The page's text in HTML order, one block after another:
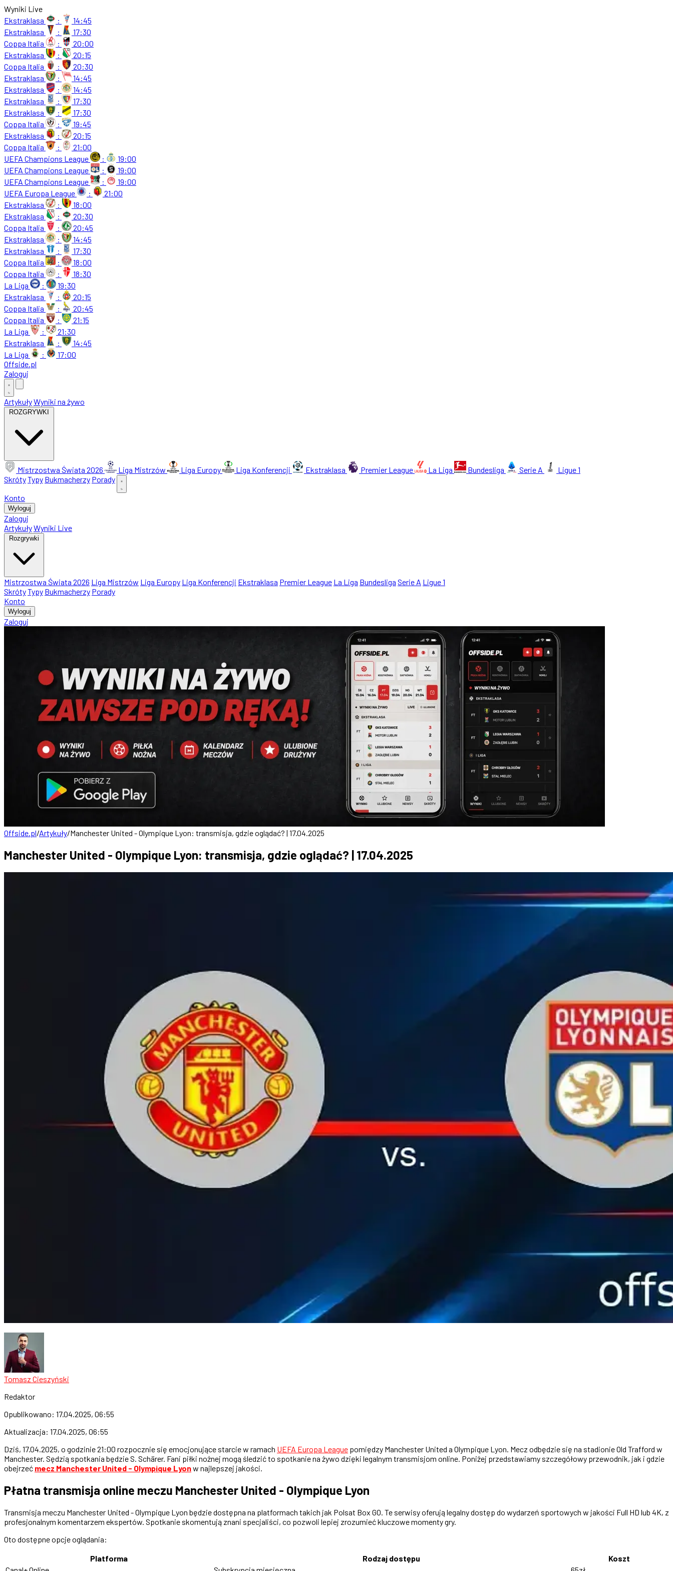
Wyniki Live
Ekstraklasa
:
14:45
Ekstraklasa
:
17:30
Coppa Italia
:
20:00
Ekstraklasa
:
20:15
Coppa Italia
:
20:30
Ekstraklasa
:
14:45
Ekstraklasa
:
14:45
Ekstraklasa
:
17:30
Ekstraklasa
:
17:30
Coppa Italia
:
19:45
Ekstraklasa
:
20:15
Coppa Italia
:
21:00
UEFA Champions League
:
19:00
UEFA Champions League
:
19:00
UEFA Champions League
:
19:00
UEFA Europa League
:
21:00
Ekstraklasa
:
18:00
Ekstraklasa
:
20:30
Coppa Italia
:
20:45
Ekstraklasa
:
14:45
Ekstraklasa
:
17:30
Coppa Italia
:
18:00
Coppa Italia
:
18:30
La Liga
:
19:30
Ekstraklasa
:
20:15
Coppa Italia
:
20:45
Coppa Italia
:
21:15
La Liga
:
21:30
Ekstraklasa
:
14:45
La Liga
:
17:00
Offside.pl
Zaloguj
ArtykułyWyniki na żywo
ROZGRYWKI
Mistrzostwa Świata 2026 Liga Mistrzów Liga Europy Liga Konferencji Ekstraklasa Premier League La Liga Bundesliga Serie A
Ligue 1
SkrótyTypy Bukmacherzy Porady
Konto
Wyloguj
Zaloguj
ArtykułyWyniki Live
Rozgrywki
Mistrzostwa Świata 2026 Liga Mistrzów Liga Europy Liga Konferencji Ekstraklasa Premier League La Liga Bundesliga Serie A Ligue 1
SkrótyTypy Bukmacherzy Porady
Konto
Wyloguj
Zaloguj
Offside.pl/Artykuły/Manchester United - Olympique Lyon: transmisja, gdzie oglądać? | 17.04.2025
Manchester United - Olympique Lyon: transmisja, gdzie oglądać? | 17.04.2025
Tomasz Cieszyński
Redaktor
Opublikowano: 17.04.2025, 06:55
Aktualizacja: 17.04.2025, 06:55
Dziś, 17.04.2025, o godzinie 21:00 rozpocznie się emocjonujące starcie w ramach UEFA Europa League pomiędzy Manchester United a Olympique Lyon. Mecz odbędzie się na stadionie Old Trafford w
Manchester. Sędzią spotkania będzie S. Schärer. Fani piłki nożnej mogą śledzić to spotkanie na żywo dzięki legalnym transmisjom online. Poniżej przedstawiamy szczegółowy przewodnik, jak i gdzie
obejrzeć mecz Manchester United - Olympique Lyonw najlepszej jakości.
Płatna transmisja online meczu Manchester United - Olympique Lyon
Transmisja meczu Manchester United - Olympique Lyon będzie dostępna na platformach takich jak Polsat Box GO. Te serwisy oferują legalny dostęp do wydarzeń sportowych w jakości Full HD lub 4K, z
profesjonalnym komentarzem ekspertów. Spotkanie skomentują znani specjaliści, co pozwoli lepiej zrozumieć kluczowe momenty gry.
Oto dostępne opcje oglądania:
Platforma
Rodzaj dostępu
Koszt